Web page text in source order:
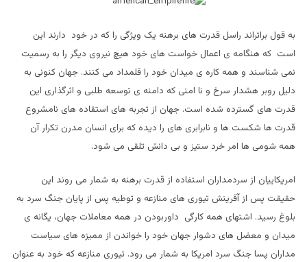
به قول براتراند راسل قدرت های برهنه یک ویژگی را که در خود دارند این
است که هنگامه ی اعمال خواست های خود هیچ نیروی دیگر را به رسمیت
نمی شناسند و همه کاره ی میدان خود را قلمداد می کنند. جهان کنونی به
دلیل روبر هشدار سرخ و نا امنی که دامنه ی توسعه طلبی و اثرگذاری این
قدرت های گسترده شده است. جهان از تجربه های استقاده های نامشروع
قدرت ها شکست ها و نابرابری های را دیده که برای انسان مدرن تکرار آن
همه شومی ها امر خرد ستیز و بی دانش تلقی می شود.
امریکاییان از سردمداران استفاده از قدرت برهنه به شمار می روند این
حقیقت پس از آفرینش تیوری های منازعه و توطیه پس از پایان جنگ سرد به
بلوغ رسید. اشتهای همه کارگی داوربودن در همه معاملات جهان، یگانه ی
میدان و معضل های دشوار جهان خود را خواندن از ممیزه های سیاست
مداران پسا جنگ سرد امریکا به شمار می رود. تیوری منازعه که خود به عنوان